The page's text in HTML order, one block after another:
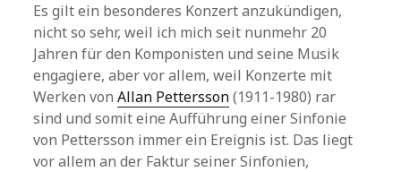
Es gilt ein besonderes Konzert anzukündigen,
nicht so sehr, weil ich mich seit nunmehr 20
Jahren für den Komponisten und seine Musik
engagiere, aber vor allem, weil Konzerte mit
Werken vonAllan Pettersson(1911-1980) rar
sind und somit eine Aufführung einer Sinfonie
von Pettersson immer ein Ereignis ist. Das liegt
vor allem an der Faktur seiner Sinfonien,